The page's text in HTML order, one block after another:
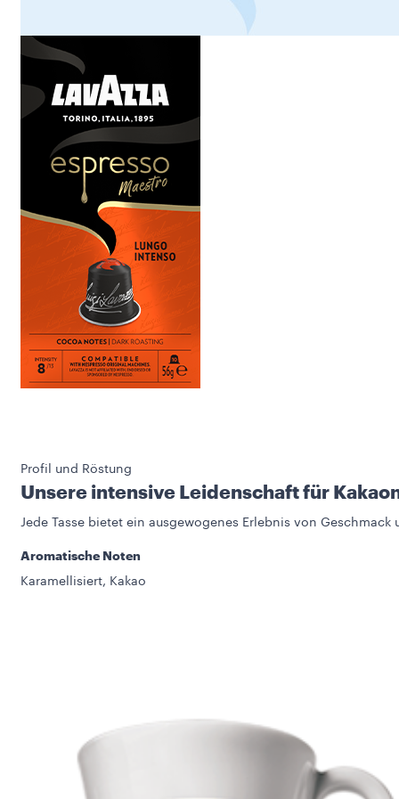
Profil und Röstung
Unsere intensive Leidenschaft für
Jede Tasse bietet ein ausgewogenes Erlebnis von
Aromatische Noten
Karamellisiert, Kakao